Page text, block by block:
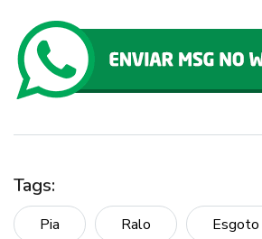
Tags:
Pia Ralo Esgoto